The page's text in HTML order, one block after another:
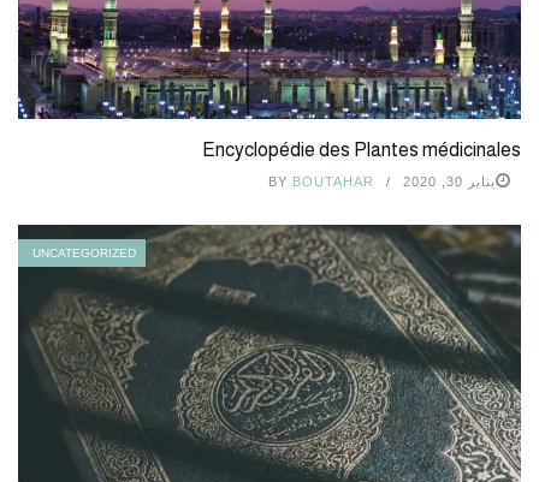
Encyclopédie des Plantes médicinales
يناير 30, 2020 BY BOUTAHAR
UNCATEGORIZED